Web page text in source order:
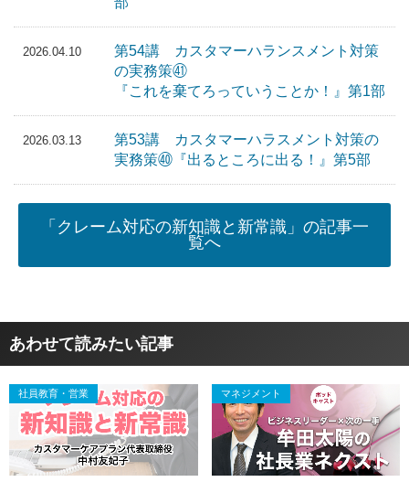
2026.04.10
第54講 カスタマーハランスメント対策
の実務策㊶
『これを棄てろっていうことか！』第1部
2026.03.13
第53講 カスタマーハラスメント対策の
実務策㊵『出るところに出る！』第5部
「クレーム対応の新知識と新常識」の記事一
覧へ
あわせて読みたい記事
社員教育・営業 マネジメント